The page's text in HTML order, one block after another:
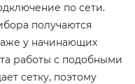
по сети.
получаются
у начинающих
работы с подобными
сетку, поэтому